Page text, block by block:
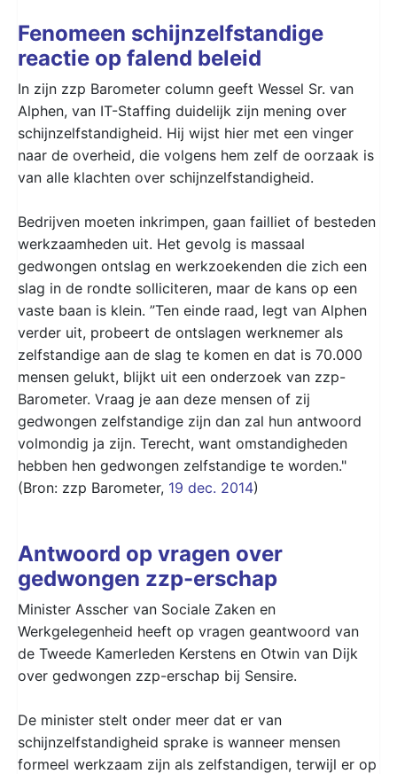
Fenomeen schijnzelfstandige
reactie op falend beleid
In zijn zzp Barometer column geeft Wessel Sr. van
Alphen, van IT-Staffing duidelijk zijn mening over
schijnzelfstandigheid. Hij wijst hier met een vinger
naar de overheid, die volgens hem zelf de oorzaak is
van alle klachten over schijnzelfstandigheid.
Bedrijven moeten inkrimpen, gaan failliet of besteden
werkzaamheden uit. Het gevolg is massaal
gedwongen ontslag en werkzoekenden die zich een
slag in de rondte solliciteren, maar de kans op een
vaste baan is klein. ”Ten einde raad, legt van Alphen
verder uit, probeert de ontslagen werknemer als
zelfstandige aan de slag te komen en dat is 70.000
mensen gelukt, blijkt uit een onderzoek van zzp-
Barometer. Vraag je aan deze mensen of zij
gedwongen zelfstandige zijn dan zal hun antwoord
volmondig ja zijn. Terecht, want omstandigheden
hebben hen gedwongen zelfstandige te worden."
(Bron: zzp Barometer, 19 dec. 2014)
Antwoord op vragen over
gedwongen zzp-erschap
Minister Asscher van Sociale Zaken en
Werkgelegenheid heeft op vragen geantwoord van
de Tweede Kamerleden Kerstens en Otwin van Dijk
over gedwongen zzp-erschap bij Sensire.
De minister stelt onder meer dat er van
schijnzelfstandigheid sprake is wanneer mensen
formeel werkzaam zijn als zelfstandigen, terwijl er op